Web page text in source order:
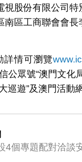
視股份有限公司特
南區工商聯會會長
詳情可瀏覽
公眾號“澳門文化
巡遊”及澳門活動網
4個專題配對洽談